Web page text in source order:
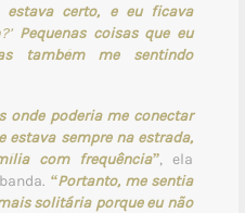
certo, e eu ficava
Pequenas coisas que eu
também me sentindo
onde poderia me conectar
estava sempre na estrada,
com frequência”, ela
“Portanto, me sentia
solitária porque eu não